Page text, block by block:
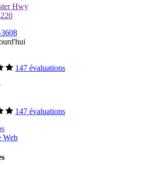
Hwy
147 évaluations
147 évaluations
Web